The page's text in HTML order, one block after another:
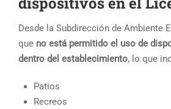
Desde la Subdirección de Ambiente
que no está permitido el uso de
dentro del establecimiento, lo que
Patios
Recreos